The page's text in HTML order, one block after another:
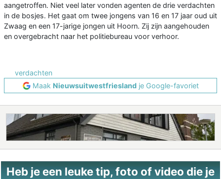
aangetroffen. Niet veel later vonden agenten de drie verdachten
in de bosjes. Het gaat om twee jongens van 16 en 17 jaar oud uit
Zwaag en een 17-jarige jongen uit Hoorn. Zij zijn aangehouden
en overgebracht naar het politiebureau voor verhoor.
verdachten
Maak Nieuwsuitwestfrieslandje Google-favoriet
Heb je een leuke tip, foto of video die je